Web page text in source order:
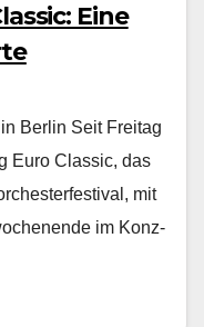
Eine
Berlin Seit Fre­itag
Euro Clas­sic, das
mit
im Konz­